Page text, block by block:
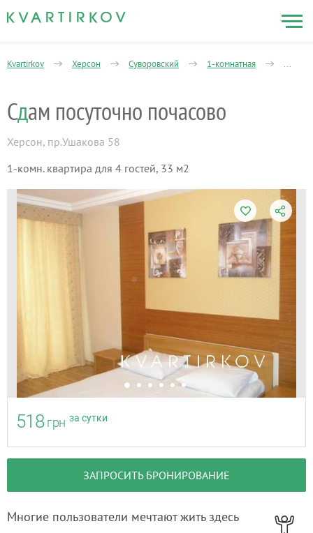
Kvartirkov Херсон Суворовский 1-комнатная ХБК -
Сдам посуточно почасово
Херсон, пр.Ушакова 58
1-комн. квартира для 4 гостей, 33 м2
518 грн за сутки
ЗАПРОСИТЬ БРОНИРОВАНИЕ
Многие пользователи мечтают жить здесь